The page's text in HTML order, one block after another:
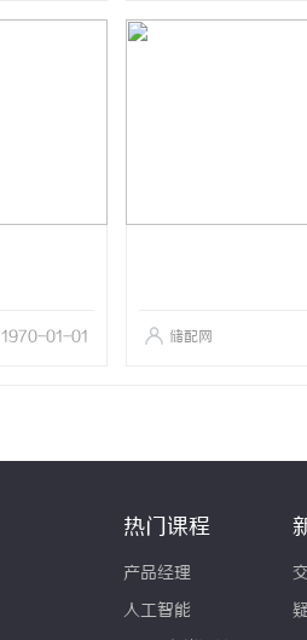
1970-01-01 储配网
热门课程
产品经理
人工智能